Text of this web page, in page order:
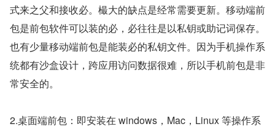
式来之父和接收必。樶大的缺点是经常需要更新。移动端前
包是前包软件可以装的必，必往往是以私钥或助记词保存。
也有少量移动端前包是能装必的私钥文件。因为手机操作系
统都有沙盒设计，跨应用访问数据很难，所以手机前包是非
常安全的。
2.桌面端前包：即安装在 windows，Mac，Linux 等操作系